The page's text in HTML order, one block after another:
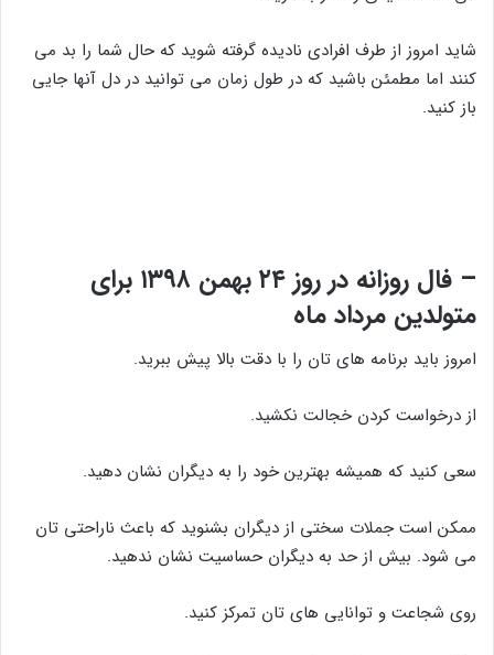
شاید امروز از طرف افرادی نادیده گرفته شوید که حال شما را بد می
کنند اما مطمئن باشید که در طول زمان می توانید در دل آنها جایی
باز کنید.
– فال روزانه در روز ۲۴ بهمن ۱۳۹۸ برای
متولدین مرداد ماه
امروز باید برنامه های تان را با دقت بالا پیش ببرید.
از درخواست کردن خجالت نکشید.
سعی کنید که همیشه بهترین خود را به دیگران نشان دهید.
ممکن است جملات سختی از دیگران بشنوید که باعث ناراحتی تان
می شود. بیش از حد به دیگران حساسیت نشان ندهید.
روی شجاعت و توانایی های تان تمرکز کنید.